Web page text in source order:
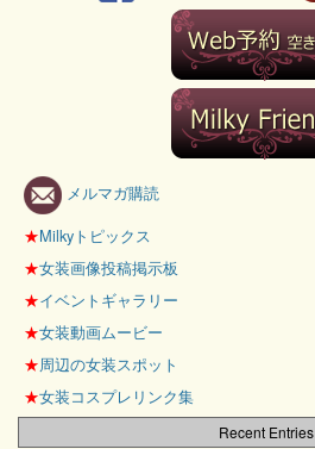
メルマガ購読
★Milkyトピックス
★女装画像投稿掲示板
★イベントギャラリー
★女装動画ムービー
★周辺の女装スポット
★女装コスプレリンク集
Recent Entries